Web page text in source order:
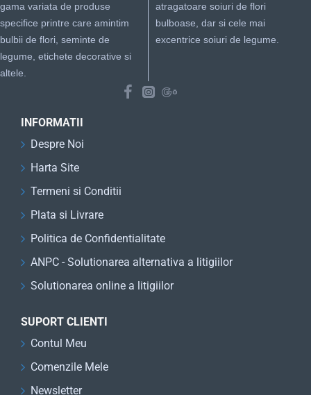
gama variata de produse
specifice printre care amintim
bulbii de flori, seminte de
legume, etichete decorative si
altele.
atragatoare soiuri de flori
bulboase, dar si cele mai
excentrice soiuri de legume.
INFORMATII
Despre Noi
Harta Site
Termeni si Conditii
Plata si Livrare
Politica de Confidentialitate
ANPC - Solutionarea alternativa a litigiilor
Solutionarea online a litigiilor
SUPORT CLIENTI
Contul Meu
Comenzile Mele
Newsletter